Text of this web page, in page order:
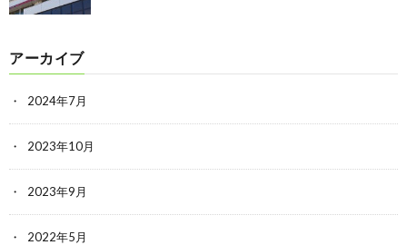
アーカイブ
2024年7月
2023年10月
2023年9月
2022年5月